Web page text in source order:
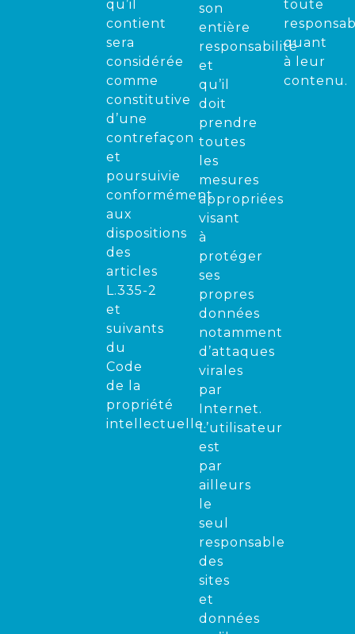
qu’il
contient
sera
considérée
comme
constitutive
d’une
contrefaçon
et
poursuivie
conformément
aux
dispositions
des
articles
L.335-2
et
suivants
du
Code
de la
propriété
intellectuelle.
son
entière
responsabilité
et
qu’il
doit
prendre
toutes
les
mesures
appropriées
visant
à
protéger
ses
propres
données
notamment
d’attaques
virales
par
Internet.
L’utilisateur
est
par
ailleurs
le
seul
responsable
des
sites
et
données
toute
quant
à leur
contenu.